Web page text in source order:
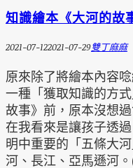
知識繪本《大河的故
2021-07-122021-07-29雙丁麻麻
原來除了將繪本內容
一種「獲取知識的方
故事》前，原本沒想
在我看來是讓孩子透
明中重要的「五條大
河、長江、亞馬遜河